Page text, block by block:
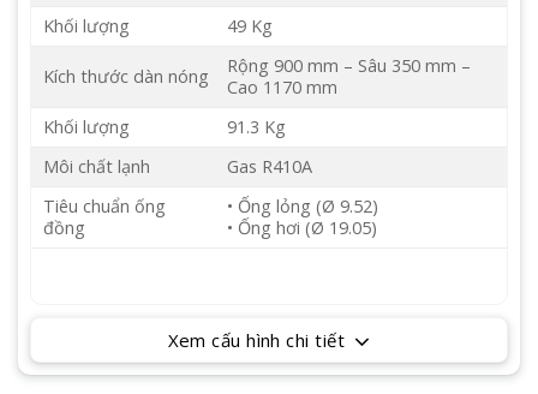
Khối lượng
49 Kg
Kích thước dàn nóng
Rộng 900 mm – Sâu 350 mm –
Cao 1170 mm
Khối lượng
91.3 Kg
Môi chất lạnh
Gas R410A
Tiêu chuẩn ống
đồng
• Ống lỏng (Ø 9.52)
• Ống hơi (Ø 19.05)
Xem cấu hình chi tiết